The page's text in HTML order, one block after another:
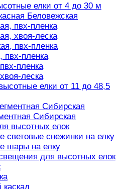
елки от 4 до 30 м
Беловежская
пвх-пленка
хвоя-леска
пвх-пленка
пвх-пленка
пленка
леска
елки от 11 до 48,5
Сибирская
Сибирская
высотных елок
световые снежинки на елку
шары на елку
для высотных елок
каскад